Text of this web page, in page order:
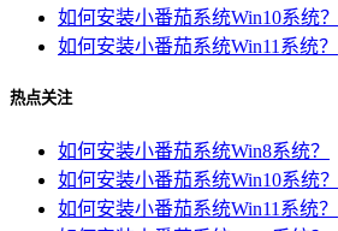
如何安装小番茄系统Win10系统？
如何安装小番茄系统Win11系统？
热点关注
如何安装小番茄系统Win8系统？
如何安装小番茄系统Win10系统？
如何安装小番茄系统Win11系统？